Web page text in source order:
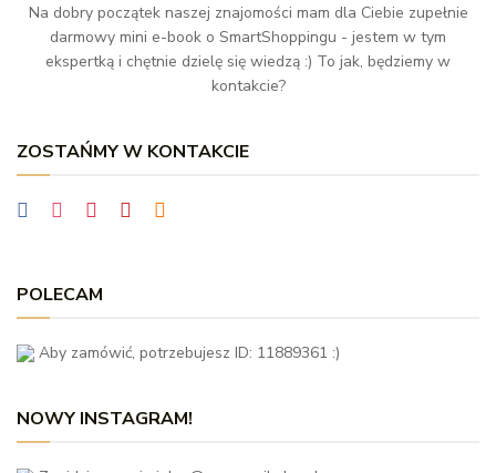
Na dobry początek naszej znajomości mam dla Ciebie zupełnie
darmowy mini e-book o SmartShoppingu - jestem w tym
ekspertką i chętnie dzielę się wiedzą :) To jak, będziemy w
kontakcie?
ZOSTAŃMY W KONTAKCIE
POLECAM
Aby zamówić, potrzebujesz ID: 11889361 :)
NOWY INSTAGRAM!